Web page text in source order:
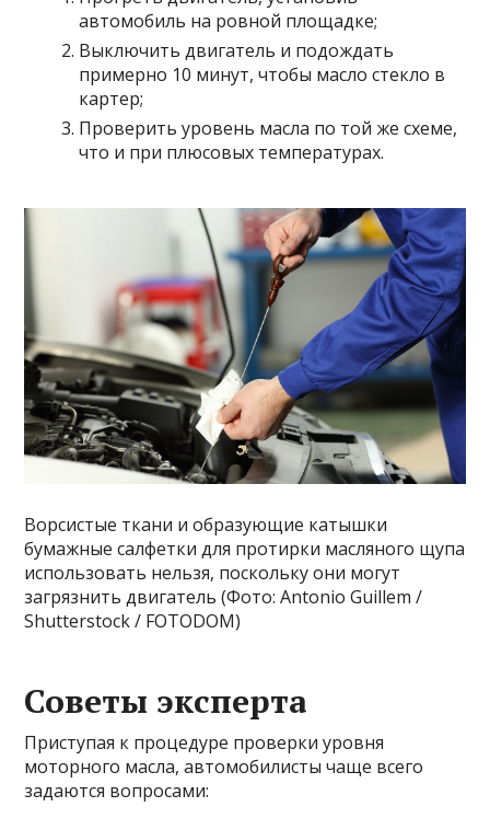
автомобиль на ровной площадке;
Выключить двигатель и подождать
примерно 10 минут, чтобы масло стекло в
картер;
Проверить уровень масла по той же схеме,
что и при плюсовых температурах.
Ворсистые ткани и образующие катышки
бумажные салфетки для протирки масляного щупа
использовать нельзя, поскольку они могут
загрязнить двигатель (Фото: Antonio Guillem /
Shutterstock / FOTODOM)
Советы эксперта
Приступая к процедуре проверки уровня
моторного масла, автомобилисты чаще всего
задаются вопросами: